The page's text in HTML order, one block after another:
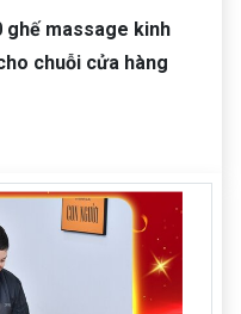
ghế massage kinh
chuỗi cửa hàng